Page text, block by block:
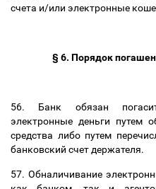
счета и/или электронные
§ 6. Порядок
56. Банк обязан
электронные деньги путем
средства либо путем
банковский счет держателя.
57. Обналичивание